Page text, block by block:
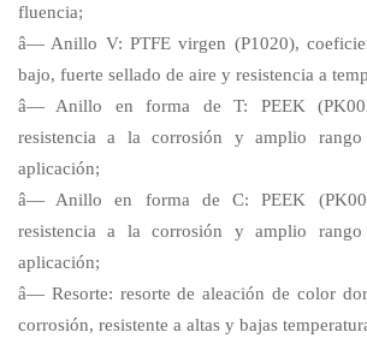
fluencia;
â— Anillo V: PTFE virgen (P1020),
bajo, fuerte sellado de aire y resistencia a
â— Anillo en forma de T: PEEK
resistencia a la corrosión y amplio rango
aplicación;
â— Anillo en forma de C: PEEK
resistencia a la corrosión y amplio rango
aplicación;
â— Resorte: resorte de aleación de color
corrosión, resistente a altas y bajas